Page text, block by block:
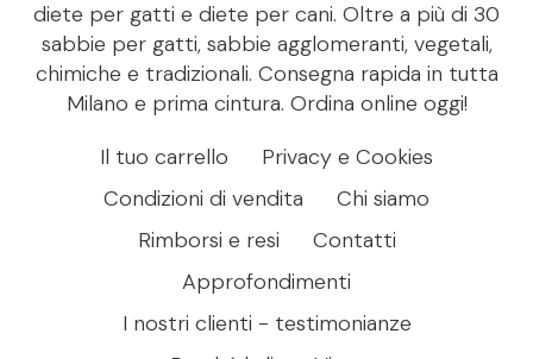
diete per gatti e diete per cani. Oltre a più di 30
sabbie per gatti, sabbie agglomeranti, vegetali,
chimiche e tradizionali. Consegna rapida in tutta
Milano e prima cintura. Ordina online oggi!
Il tuo carrello
Privacy e Cookies
Condizioni di vendita
Chi siamo
Rimborsi e resi
Contatti
Approfondimenti
I nostri clienti - testimonianze